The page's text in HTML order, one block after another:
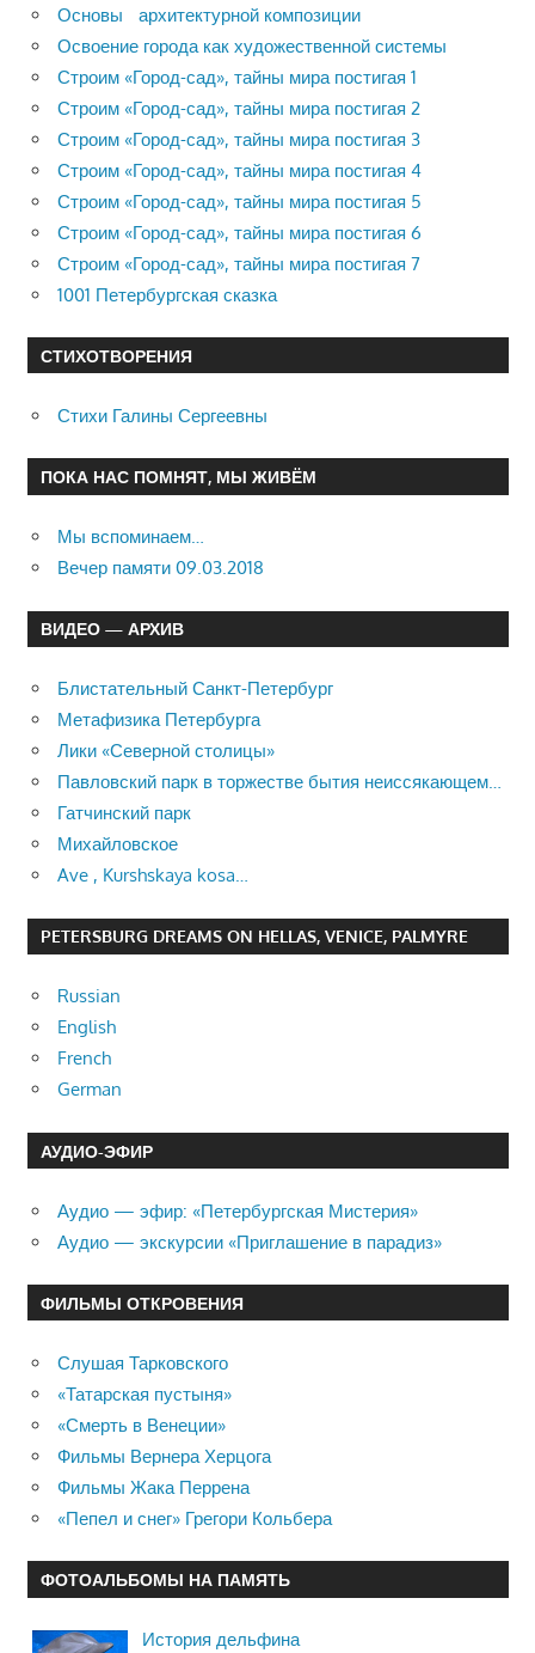
Основы архитектурной композиции
Освоение города как художественной системы
Строим «Город-сад», тайны мира постигая 1
Строим «Город-сад», тайны мира постигая 2
Строим «Город-сад», тайны мира постигая 3
Строим «Город-сад», тайны мира постигая 4
Строим «Город-сад», тайны мира постигая 5
Строим «Город-сад», тайны мира постигая 6
Строим «Город-сад», тайны мира постигая 7
1001 Петербургская сказка
СТИХОТВОРЕНИЯ
Стихи Галины Сергеевны
ПОКА НАС ПОМНЯТ, МЫ ЖИВЁМ
Мы вспоминаем…
Вечер памяти 09.03.2018
ВИДЕО — АРХИВ
Блистательный Санкт-Петербург
Метафизика Петербурга
Лики «Северной столицы»
Павловский парк в торжестве бытия неиссякающем…
Гатчинский парк
Михайловское
Ave , Kurshskaya kosa…
PETERSBURG DREAMS ON HELLAS, VENICE, PALMYRE
Russian
English
French
German
АУДИО-ЭФИР
Аудио — эфир: «Петербургская Мистерия»
Аудио — экскурсии «Приглашение в парадиз»
ФИЛЬМЫ ОТКРОВЕНИЯ
Слушая Тарковского
«Татарская пустыня»
«Смерть в Венеции»
Фильмы Вернера Херцога
Фильмы Жака Перрена
«Пепел и снег» Грегори Кольбера
ФОТОАЛЬБОМЫ НА ПАМЯТЬ
История дельфина